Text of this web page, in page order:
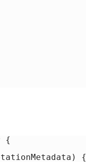
{
{